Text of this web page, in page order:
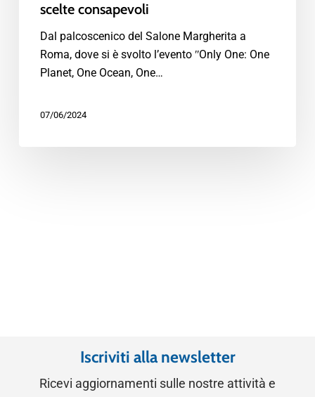
scelte consapevoli
Dal palcoscenico del Salone Margherita a
Roma, dove si è svolto l’evento ʺOnly One: One
Planet, One Ocean, One…
07/06/2024
Iscriviti alla newsletter
Ricevi aggiornamenti sulle nostre attività e